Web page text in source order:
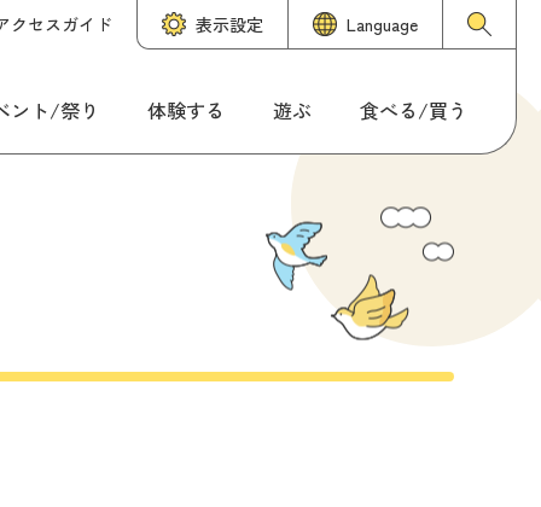
クセスガイド 表示設定 Language
ント/祭り 体験する 遊ぶ 食べる/買う